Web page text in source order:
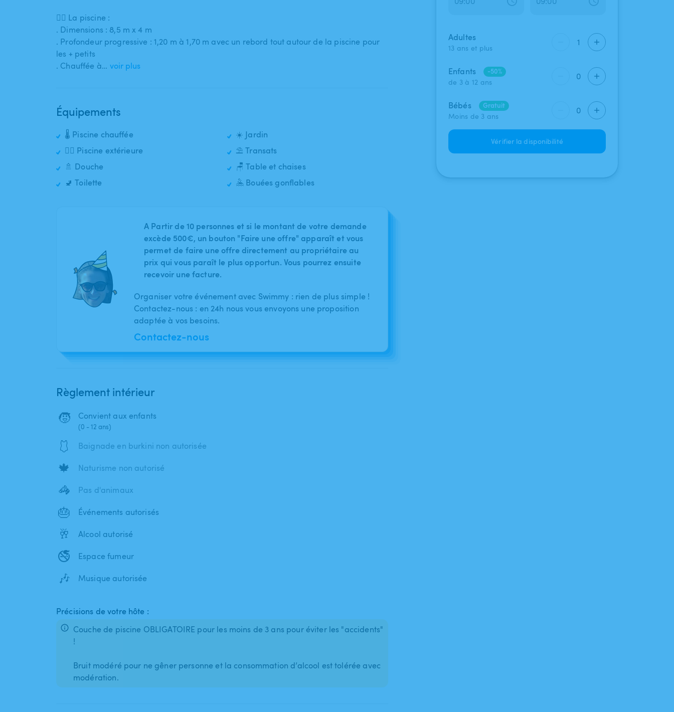
🏊‍♂️ La piscine :
. Dimensions : 8​,​5 m x 4 m
. Profondeur progressive : 1​,​20 m à 1​,​70 m avec un rebord tout autour de la piscine pour
les + petits
. Chauffée à… voir plus
Équipements
🌡️ Piscine chauffée
🏊‍♂️ Piscine extérieure
🚿 Douche
🚽 Toilette
☀️ Jardin
⛱️ Transats
🪑 Table et chaises
🤽 Bouées gonflables
A Partir de 10 personnes et si le montant de votre demande
excède 500€, un bouton "Faire une offre" apparaît et vous
permet de faire une offre directement au propriétaire au
prix qui vous paraît le plus opportun. Vous pourrez ensuite
recevoir une facture.
Organiser votre événement avec Swimmy : rien de plus simple !
Contactez-nous : en 24h nous vous envoyons une proposition
adaptée à vos besoins.
Contactez-nous
Règlement intérieur
🧒 Convient aux enfants
(0 - 12 ans)
🩱 Baignade en burkini non autorisée
🍁 Naturisme non autorisé
🦓 Pas d'animaux
🎂 Événements autorisés
🥂 Alcool autorisé
🚭 Espace fumeur
🎶 Musique autorisée
Précisions de votre hôte :
Couche de piscine OBLIGATOIRE pour les moins de 3 ans pour éviter les "accidents"
!
Bruit modéré pour ne gêner personne et la consommation d’alcool est tolérée avec
modération.
Adultes
13 ans et plus
1
Enfants
-50%
de 3 à 12 ans
0
Bébés
Gratuit
Moins de 3 ans
0
Vérifier la disponibilité